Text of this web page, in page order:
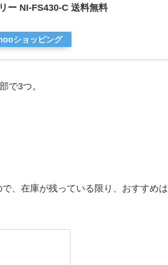
ー NI-FS430-C 送料無料
ショッピング
で3つ。
、在庫が残っている限り、おすすめは